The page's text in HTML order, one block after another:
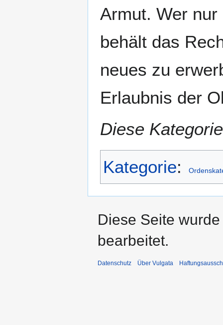
Armut. Wer
behält das
neues zu
Erlaubnis der
Diese
Kategorie:
Diese Seite
bearbeitet.
Datenschutz Über Vulgata